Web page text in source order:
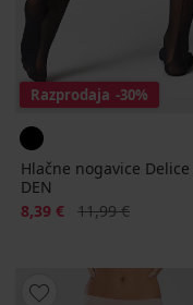
Razprodaja -30%
Hlačne nogavice Delice
DEN
Popust
8,39 € Prvotna cena
11,99 €